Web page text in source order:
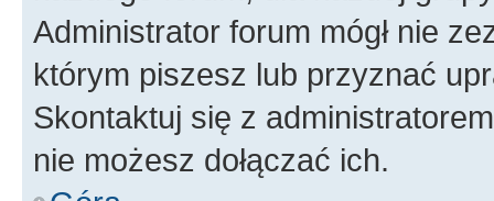
Administrator forum mógł nie
którym piszesz lub przyznać
Skontaktuj się z
nie możesz dołączać ich.